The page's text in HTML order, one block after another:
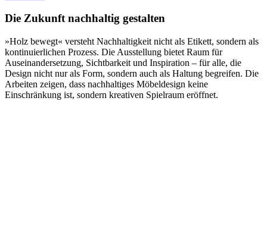
Die Zukunft nachhaltig gestalten
»Holz bewegt« versteht Nachhaltigkeit nicht als Etikett, sondern als
kontinuierlichen Prozess. Die Ausstellung bietet Raum für
Auseinandersetzung, Sichtbarkeit und Inspiration – für alle, die
Design nicht nur als Form, sondern auch als Haltung begreifen. Die
Arbeiten zeigen, dass nachhaltiges Möbeldesign keine
Einschränkung ist, sondern kreativen Spielraum eröffnet.